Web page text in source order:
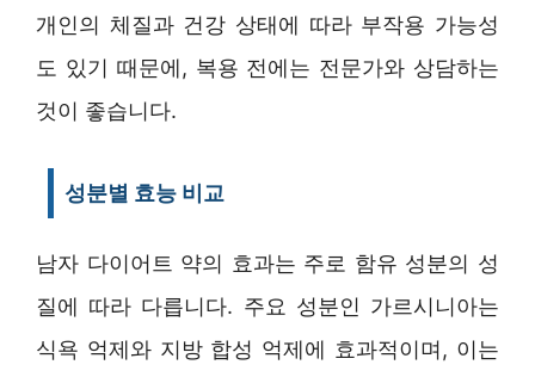
개인의 체질과 건강 상태에 따라 부작용 가능성
도 있기 때문에, 복용 전에는 전문가와 상담하는
것이 좋습니다.
성분별 효능 비교
남자 다이어트 약의 효과는 주로 함유 성분의 성
질에 따라 다릅니다. 주요 성분인 가르시니아는
식욕 억제와 지방 합성 억제에 효과적이며, 이는